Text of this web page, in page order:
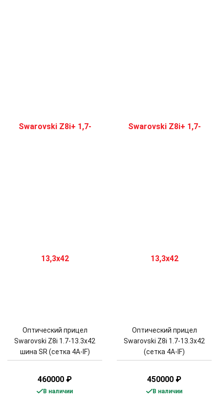
Оптический прицел
Swarovski Z8i 1.7-13.3x42
шина SR (сетка 4A-IF)
460000 ₽
В наличии
Оптический прицел
Swarovski Z8i 1.7-13.3x42
(сетка 4A-IF)
450000 ₽
В наличии